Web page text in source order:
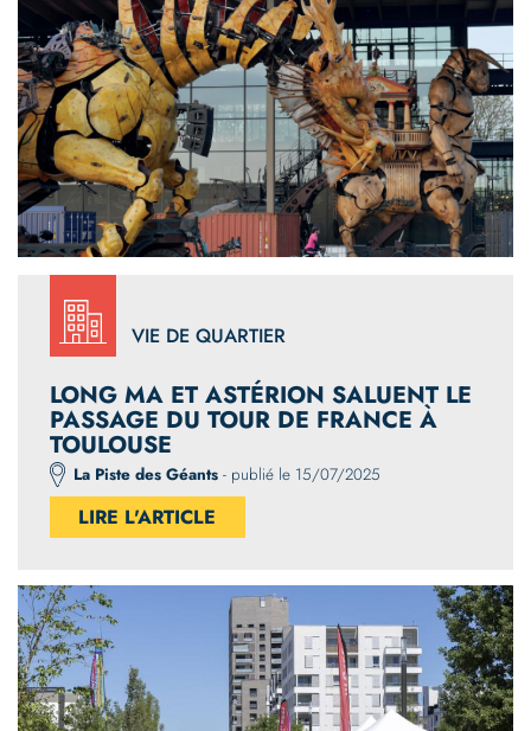
VIE DE QUARTIER
LONG MA ET ASTÉRION SALUENT LE
PASSAGE DU TOUR DE FRANCE À
TOULOUSE
La Piste des Géants - publié le 15/07/2025
LIRE L'ARTICLE